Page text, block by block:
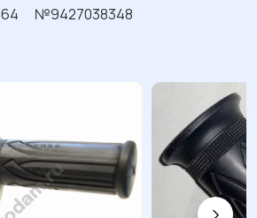
64 №9427038348